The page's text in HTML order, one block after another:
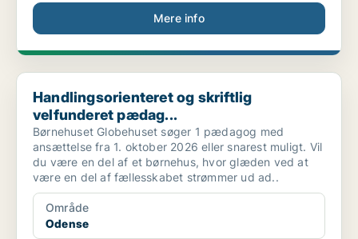
Mere info
Handlingsorienteret og skriftlig velfunderet pædag...
Handlingsorienteret og skriftlig
velfunderet pædag...
Børnehuset Globehuset søger 1 pædagog med
ansættelse fra 1. oktober 2026 eller snarest muligt. Vil
du være en del af et børnehus, hvor glæden ved at
være en del af fællesskabet strømmer ud ad..
Område
Odense